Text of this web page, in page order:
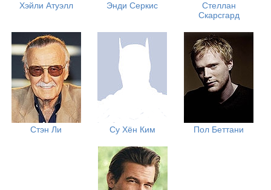
Хэйли Атуэлл Энди Серкис
Стеллан
Скарсгард
Стэн Ли Су Хён Ким Пол Беттани